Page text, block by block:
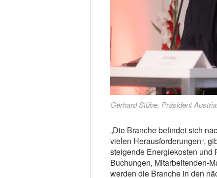
Gerhard Stübe, Präsident
„Die Branche befindet sich
vielen Herausforderungen“,
steigende Energiekosten und
Buchungen, Mitarbeitenden-
werden die Branche in den